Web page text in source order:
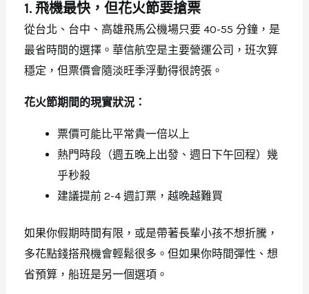
1. 飛機最快，但花火節要搶票
從台北、台中、高雄飛馬公機場只要 40-55 分鐘，是
最省時間的選擇。華信航空是主要營運公司，班次算
穩定，但票價會隨淡旺季浮動得很誇張。
花火節期間的現實狀況：
票價可能比平常貴一倍以上
熱門時段（週五晚上出發、週日下午回程）幾
乎秒殺
建議提前 2-4 週訂票，越晚越難買
如果你假期時間有限，或是帶著長輩小孩不想折騰，
多花點錢搭飛機會輕鬆很多。但如果你時間彈性、想
省預算，船班是另一個選項。